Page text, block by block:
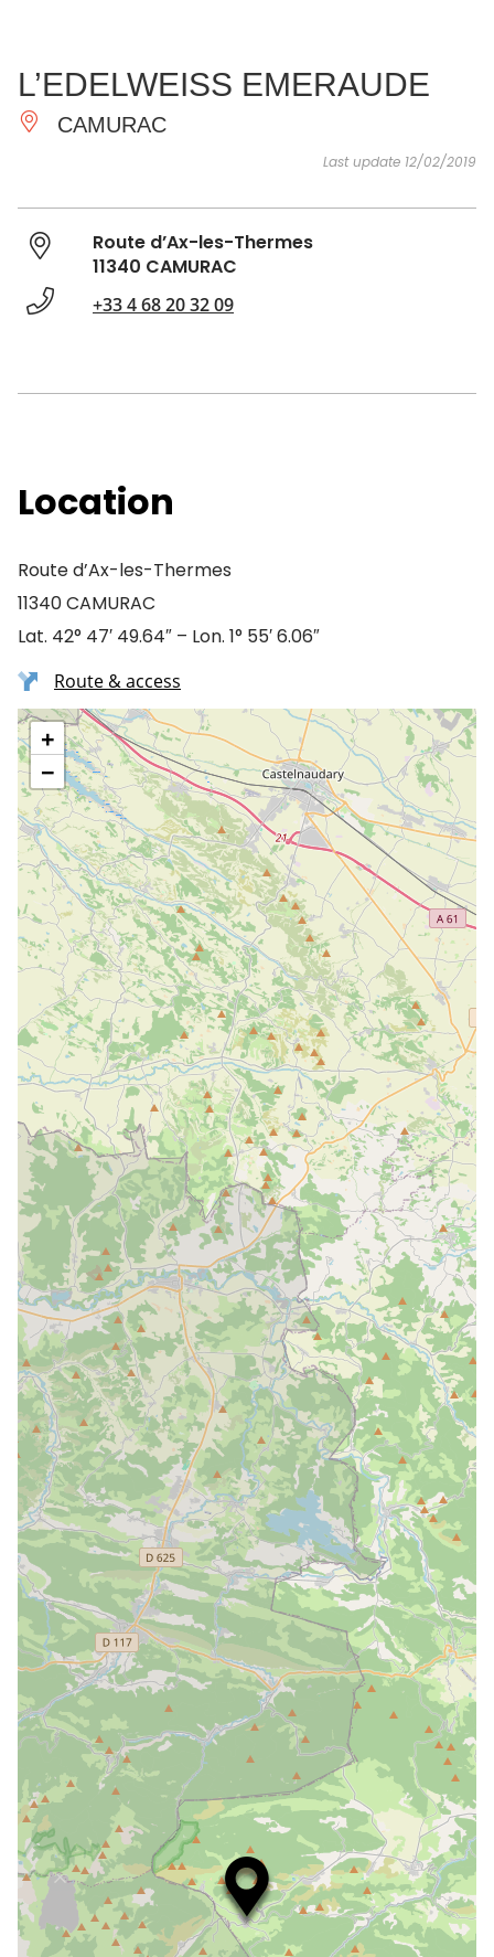
ESSENTIAL
AND
DO
INSPIRATIONS AGENDA
L’EDELWEISS EMERAUDE
CAMURAC
Last update 12/02/2019
Route d’Ax-les-Thermes
11340 CAMURAC
+33 4 68 20 32 09
Location
Route d’Ax-les-Thermes
11340 CAMURAC
Lat. 42° 47′ 49.64″ – Lon. 1° 55′ 6.06″
Route & access
+
−